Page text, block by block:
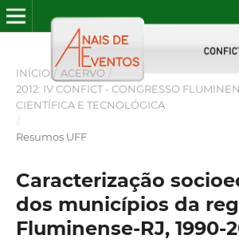
INÍCIO / ACERVO /
2012: IV CONFICT - CONGRESSO
CIENTÍFICA E TECNOLÓGICA
/
Resumos UFF
Caracterização
dos municípios da
Fluminense-RJ, 1990-